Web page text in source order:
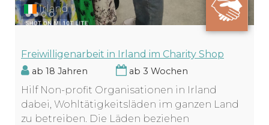
Irland
Freiwilligenarbeit in Irland im Charity Shop
ab 18 Jahren ab 3 Wochen
Hilf Non-profit Organisationen in Irland
dabei, Wohltätigkeitsläden im ganzen Land
zu betreiben. Die Läden beziehen